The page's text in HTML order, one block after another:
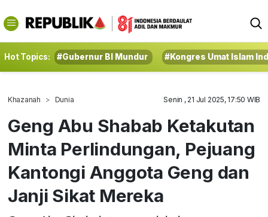
Hot Topics: #Gubernur BI Mundur #Kongres Umat Islam
Khazanah Dunia Senin , 21 Jul 2025, 17:50 WIB
Geng Abu Shabab Ketakutan
Minta Perlindungan, Pejuang
Kantongi Anggota Geng dan
Janji Sikat Mereka